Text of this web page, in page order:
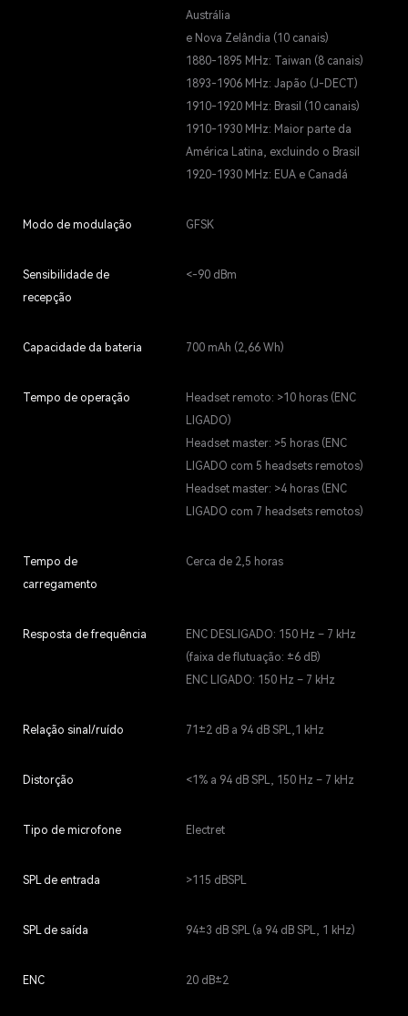
Austrália
e Nova Zelândia (10 canais)
1880-1895 MHz: Taiwan (8 canais)
1893-1906 MHz: Japão (J-DECT)
1910-1920 MHz: Brasil (10 canais)
1910-1930 MHz: Maior parte da
América Latina, excluindo o Brasil
1920-1930 MHz: EUA e Canadá
Modo de modulação GFSK
Sensibilidade de
recepção
<-90 dBm
Capacidade da bateria 700 mAh (2,66 Wh)
Tempo de operação
Headset remoto: >10 horas (ENC
LIGADO)
Headset master: >5 horas (ENC
LIGADO com 5 headsets remotos)
Headset master: >4 horas (ENC
LIGADO com 7 headsets remotos)
Tempo de
carregamento
Cerca de 2,5 horas
Resposta de frequência
ENC DESLIGADO: 150 Hz – 7 kHz
(faixa de flutuação: ±6 dB)
ENC LIGADO: 150 Hz – 7 kHz
Relação sinal/ruído 71±2 dB a 94 dB SPL,1 kHz
Distorção <1% a 94 dB SPL, 150 Hz – 7 kHz
Tipo de microfone Electret
SPL de entrada >115 dBSPL
SPL de saída 94±3 dB SPL (a 94 dB SPL, 1 kHz)
ENC 20 dB±2